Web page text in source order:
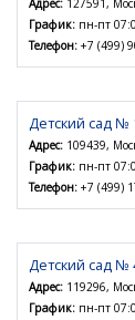
Адрес: 127591,
График: пн-пт
Телефон: +7 (499)
Детский сад №
Адрес: 109439,
График: пн-пт
Телефон: +7 (499)
Детский сад №
Адрес: 119296,
График: пн-пт